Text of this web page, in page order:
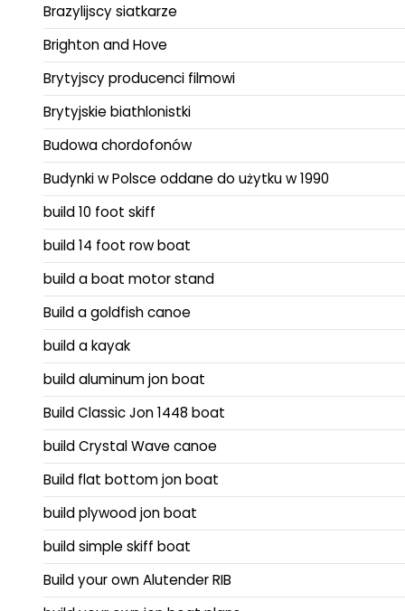
Brazylijscy siatkarze
Brighton and Hove
Brytyjscy producenci filmowi
Brytyjskie biathlonistki
Budowa chordofonów
Budynki w Polsce oddane do użytku w 1990
build 10 foot skiff
build 14 foot row boat
build a boat motor stand
Build a goldfish canoe
build a kayak
build aluminum jon boat
Build Classic Jon 1448 boat
build Crystal Wave canoe
Build flat bottom jon boat
build plywood jon boat
build simple skiff boat
Build your own Alutender RIB